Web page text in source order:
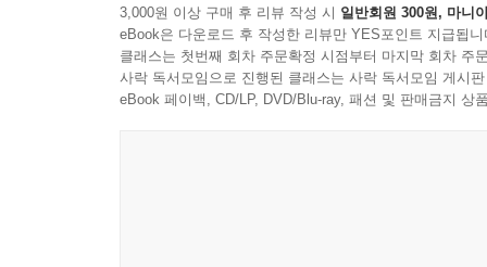
4. 바라클라프의 유럽 사관의 의미와 위치
2부. 대서양 시대와 대서양사의 전개
새로운 다양한 해석들이 이 책의 전체적 흐름에서
3,000원 이상 구매 후 리뷰 작성 시 일반회원 300원, 마니
eBook은 다운로드 후 작성한 리뷰만 YES포인트 지급됩니
클래스는 첫번째 회차 주문확정 시점부터 마지막 회차 주
사락 독서모임으로 진행된 클래스는 사락 독서모임 게시
eBook 페이백, CD/LP, DVD/Blu-ray, 패션 및 판매금지 상